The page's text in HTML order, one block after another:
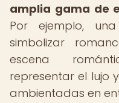
amplia gama de
Por ejemplo,
simbolizar
escena
representar el lujo
ambientadas en